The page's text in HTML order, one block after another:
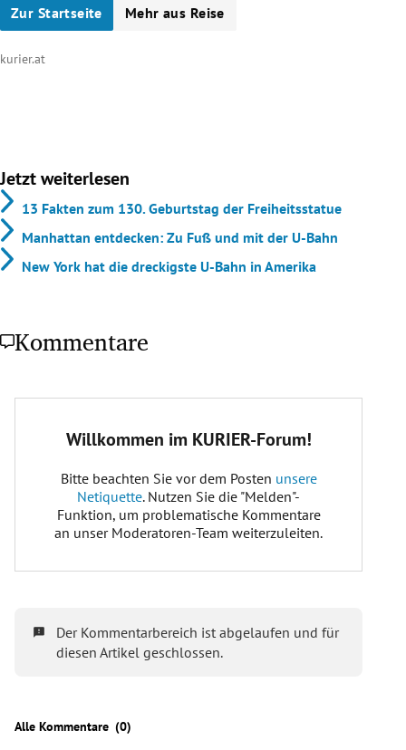
Zur Startseite Mehr aus Reise
kurier.at
Jetzt weiterlesen
13 Fakten zum 130. Geburtstag der Freiheitsstatue
Manhattan entdecken: Zu Fuß und mit der U-Bahn
New York hat die dreckigste U-Bahn in Amerika
Kommentare